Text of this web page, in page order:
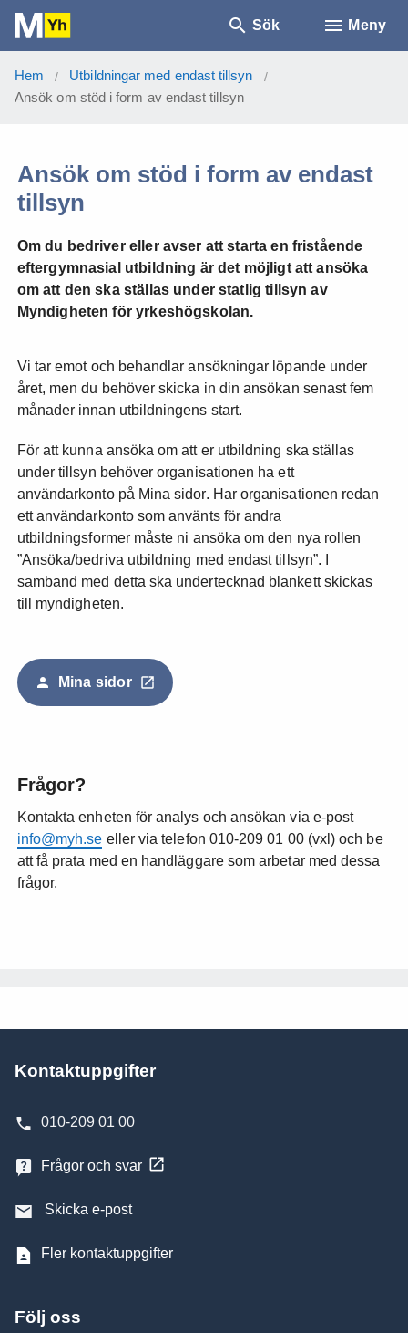
Sök Meny
Hem / Utbildningar med endast tillsyn /
Ansök om stöd i form av endast tillsyn
Ansök om stöd i form av endast
tillsyn
Om du bedriver eller avser att starta en fristående
eftergymnasial utbildning är det möjligt att ansöka
om att den ska ställas under statlig tillsyn av
Myndigheten för yrkeshögskolan.
Vi tar emot och behandlar ansökningar löpande under
året, men du behöver skicka in din ansökan senast fem
månader innan utbildningens start.
För att kunna ansöka om att er utbildning ska ställas
under tillsyn behöver organisationen ha ett
användarkonto på Mina sidor. Har organisationen redan
ett användarkonto som använts för andra
utbildningsformer måste ni ansöka om den nya rollen
”Ansöka/bedriva utbildning med endast tillsyn”. I
samband med detta ska undertecknad blankett skickas
till myndigheten.
Mina sidor
Frågor?
Kontakta enheten för analys och ansökan via e-post
info@myh.se eller via telefon 010-209 01 00 (vxl) och be
att få prata med en handläggare som arbetar med dessa
frågor.
Kontaktuppgifter
010-209 01 00
Frågor och svar
Skicka e-post
Fler kontaktuppgifter
Följ oss